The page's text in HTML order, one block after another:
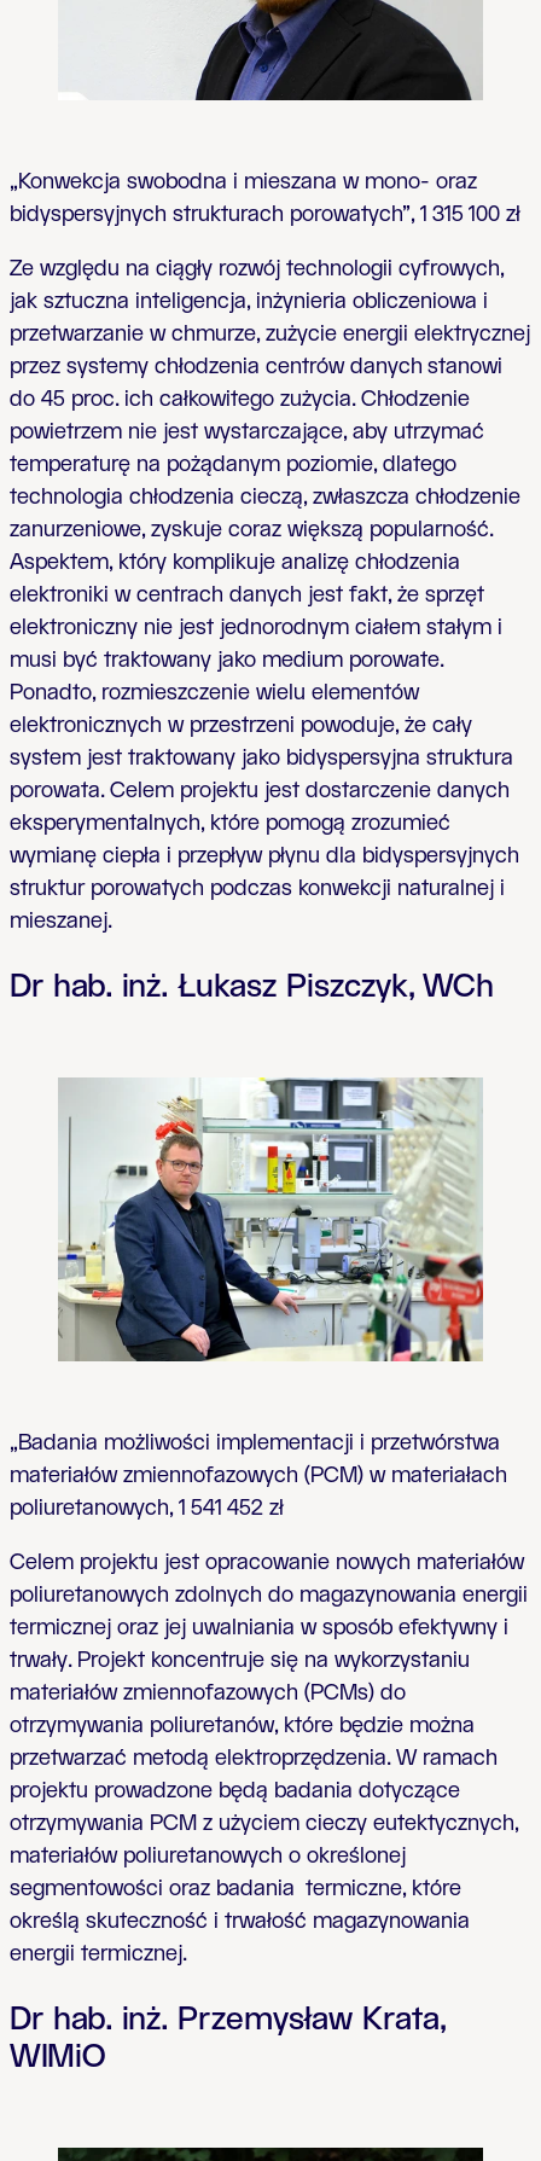
„Konwekcja swobodna i mieszana w mono- oraz
bidyspersyjnych strukturach porowatych”, 1 315 100 zł
Ze względu na ciągły rozwój technologii cyfrowych,
jak sztuczna inteligencja, inżynieria obliczeniowa i
przetwarzanie w chmurze, zużycie energii elektrycznej
przez systemy chłodzenia centrów danych stanowi
do 45 proc. ich całkowitego zużycia. Chłodzenie
powietrzem nie jest wystarczające, aby utrzymać
temperaturę na pożądanym poziomie, dlatego
technologia chłodzenia cieczą, zwłaszcza chłodzenie
zanurzeniowe, zyskuje coraz większą popularność.
Aspektem, który komplikuje analizę chłodzenia
elektroniki w centrach danych jest fakt, że sprzęt
elektroniczny nie jest jednorodnym ciałem stałym i
musi być traktowany jako medium porowate.
Ponadto, rozmieszczenie wielu elementów
elektronicznych w przestrzeni powoduje, że cały
system jest traktowany jako bidyspersyjna struktura
porowata. Celem projektu jest dostarczenie danych
eksperymentalnych, które pomogą zrozumieć
wymianę ciepła i przepływ płynu dla bidyspersyjnych
struktur porowatych podczas konwekcji naturalnej i
mieszanej.
Dr hab. inż. Łukasz Piszczyk, WCh
„Badania możliwości implementacji i przetwórstwa
materiałów zmiennofazowych (PCM) w materiałach
poliuretanowych, 1 541 452 zł
Celem projektu jest opracowanie nowych materiałów
poliuretanowych zdolnych do magazynowania energii
termicznej oraz jej uwalniania w sposób efektywny i
trwały. Projekt koncentruje się na wykorzystaniu
materiałów zmiennofazowych (PCMs) do
otrzymywania poliuretanów, które będzie można
przetwarzać metodą elektroprzędzenia. W ramach
projektu prowadzone będą badania dotyczące
otrzymywania PCM z użyciem cieczy eutektycznych,
materiałów poliuretanowych o określonej
segmentowości oraz badania termiczne, które
określą skuteczność i trwałość magazynowania
energii termicznej.
Dr hab. inż. Przemysław Krata,
WIMiO